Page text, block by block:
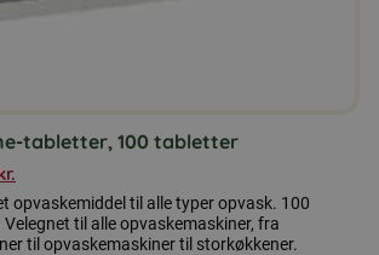
tabletter, 100 tabletter
opvaskemiddel til alle typer opvask. 100
til alle opvaskemaskiner, fra
til opvaskemaskiner til storkøkkener.